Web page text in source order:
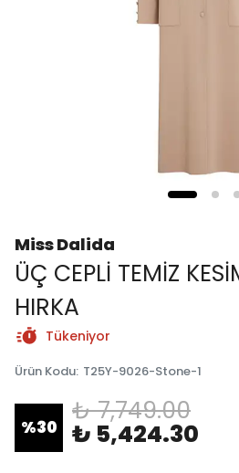
Miss Dalida
ÜÇ CEPLİ TEMİZ
HIRKA
Tükeniyor
Ürün Kodu: T25Y-9026-Stone-1
%30
₺ 7,749.00
₺ 5,424.30